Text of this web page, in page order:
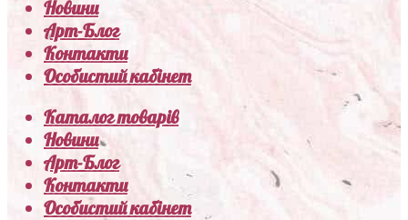
Новини
Арт-Блог
Контакти
Особистий кабінет
Каталог товарів
Новини
Арт-Блог
Контакти
Особистий кабінет